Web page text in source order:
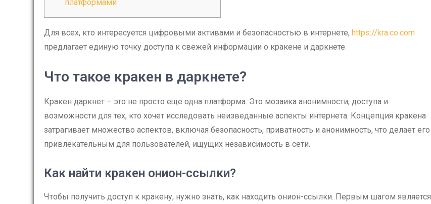
платформами
Для всех, кто интересуется цифровыми активами и безопасностью в интернете, https://kra.co.com
предлагает единую точку доступа к свежей информации о кракене и даркнете.
Что такое кракен в даркнете?
Кракен даркнет – это не просто еще одна платформа. Это мозаика анонимности, доступа и
возможности для тех, кто хочет исследовать неизведанные аспекты интернета. Концепция кракена
затрагивает множество аспектов, включая безопасность, приватность и анонимность, что делает его
привлекательным для пользователей, ищущих независимость в сети.
Как найти кракен онион-ссылки?
Чтобы получить доступ к кракену, нужно знать, как находить онион-ссылки. Первым шагом является